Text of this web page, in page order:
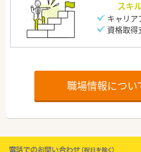
スキ
キャリア
資格取得
職場情報につい